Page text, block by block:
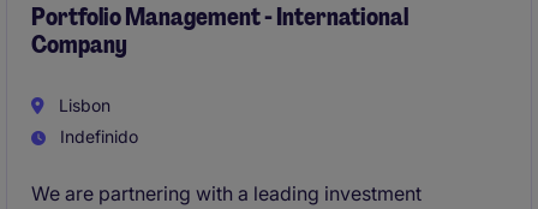
Portfolio Management - International
Company
Lisbon
Indefinido
We are partnering with a leading investment